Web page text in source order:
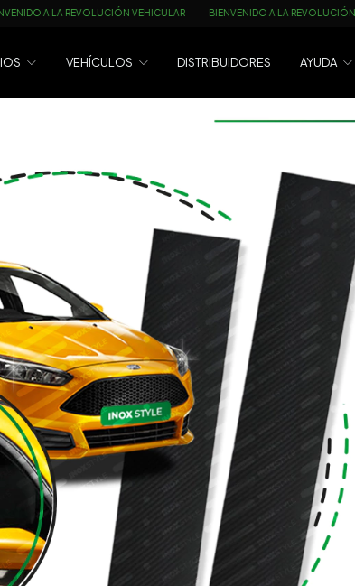
VEHICULAR BIENVENIDO A LA REVOLUCIÓN VEHICULAR
VEHÍCULOS DISTRIBUIDORES AYUDA